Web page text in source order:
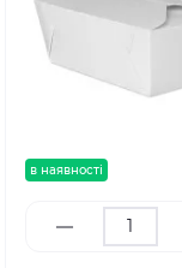
в наявності